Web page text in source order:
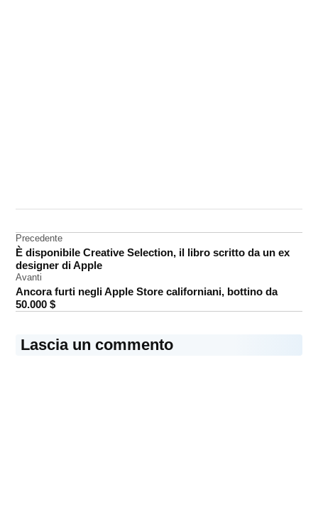
iPhone
Polaroid
Navigazione
articoli
Precedente
È disponibile Creative Selection, il libro scritto da un ex
designer di Apple
Avanti
Ancora furti negli Apple Store californiani, bottino da
50.000 $
Lascia un commento